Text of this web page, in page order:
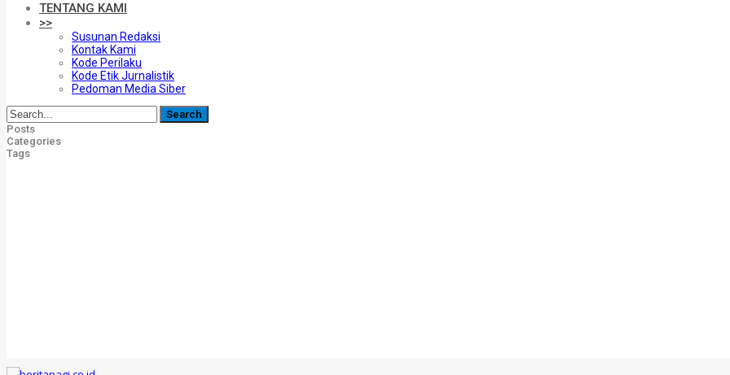
TENTANG KAMI
>>
Susunan Redaksi
Kontak Kami
Kode Perilaku
Kode Etik Jurnalistik
Pedoman Media Siber
Posts
Categories
Tags